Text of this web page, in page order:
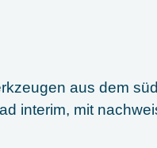
aus dem
interim, mit